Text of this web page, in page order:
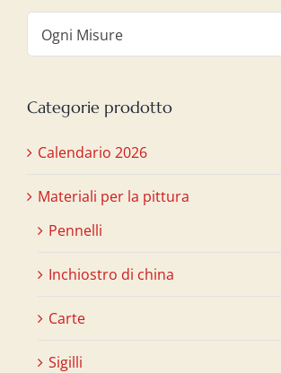
Ogni Misure
Categorie prodotto
Calendario 2026
Materiali per la pittura
Pennelli
Inchiostro di china
Carte
Sigilli